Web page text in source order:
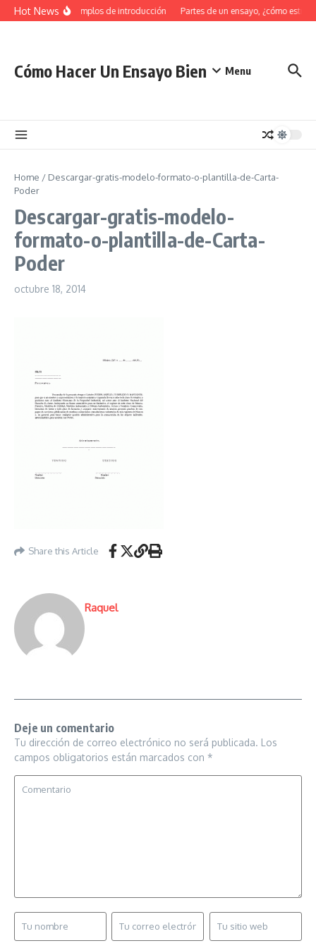
Saltar al contenido
Hot News34 Ejemplos de introducción Partes de un ensayo, ¿cómo
Cómo Hacer Un Ensayo Bien Menu
Home / Descargar-gratis-modelo-formato-o-plantilla-de-Carta-
Poder
Descargar-gratis-modelo-
formato-o-plantilla-de-Carta-
Poder
octubre 18, 2014
Share this Article
Raquel
Deje un comentario
Tu dirección de correo electrónico no será publicada. Los
campos obligatorios están marcados con *